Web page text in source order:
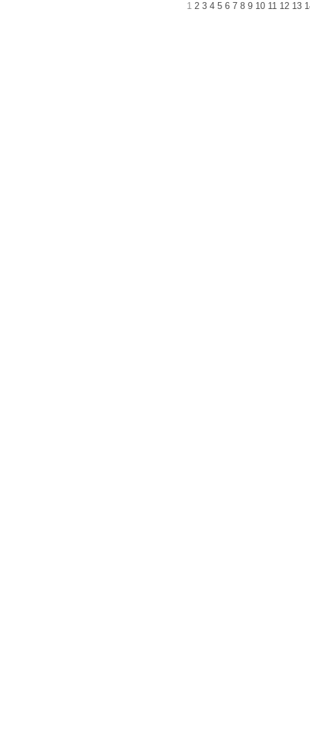
1 2 3 4 5 6 7 8 9 10 11 12 13